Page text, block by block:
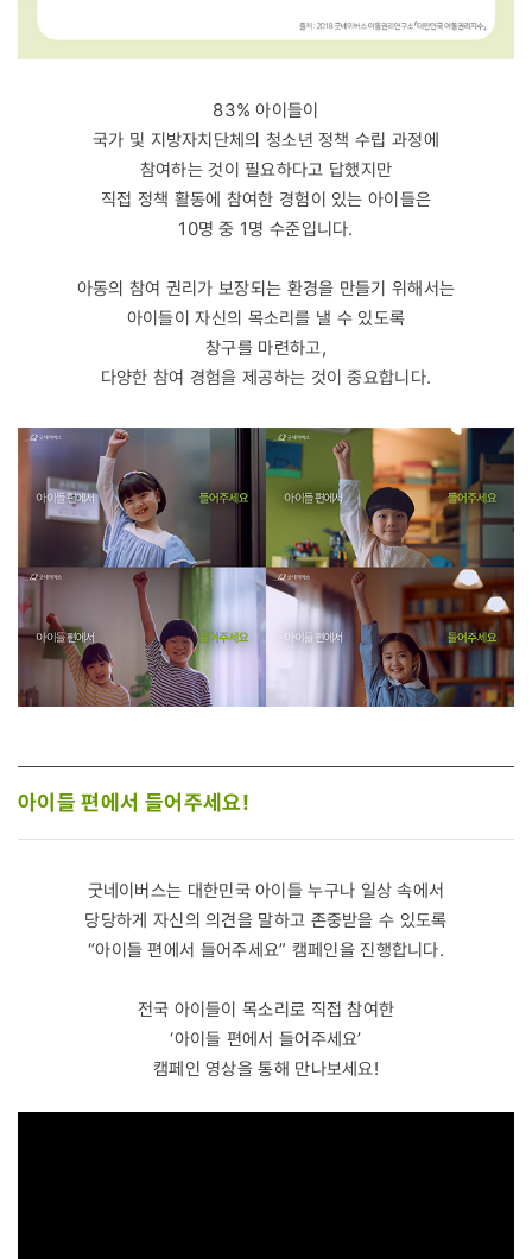
83% 아이들이
국가 및 지방자치단체의 청소년 정책 수립 과정에
참여하는 것이 필요하다고 답했지만
직접 정책 활동에 참여한 경험이 있는 아이들은
10명 중 1명 수준입니다.
아동의 참여 권리가 보장되는 환경을 만들기 위해서는
아이들이 자신의 목소리를 낼 수 있도록
창구를 마련하고,
다양한 참여 경험을 제공하는 것이 중요합니다.
아이들 편에서 들어주세요!
굿네이버스는 대한민국 아이들 누구나 일상 속에서
당당하게 자신의 의견을 말하고 존중받을 수 있도록
“아이들 편에서 들어주세요” 캠페인을 진행합니다.
전국 아이들이 목소리로 직접 참여한
‘아이들 편에서 들어주세요’
캠페인 영상을 통해 만나보세요!